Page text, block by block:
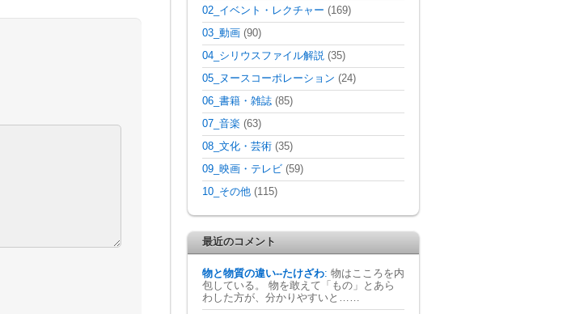
02_イベント・レクチャー (169)
03_動画 (90)
04_シリウスファイル解説 (35)
05_ヌースコーポレーション (24)
06_書籍・雑誌 (85)
07_音楽 (63)
08_文化・芸術 (35)
09_映画・テレビ (59)
10_その他 (115)
最近のコメント
物と物質の違い--たけざわ: 物はこころを内
包している。 物を敢えて「もの」とあら
わした方が、分かりやすいと……